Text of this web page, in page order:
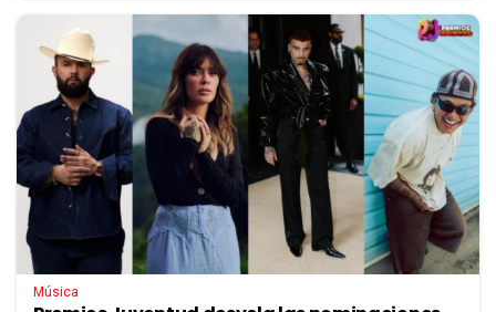
Música